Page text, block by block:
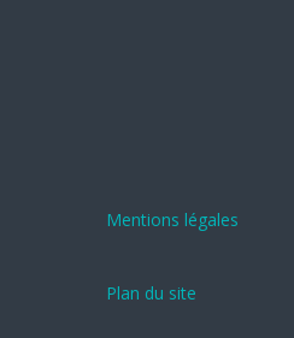
Mentions légales
Plan du site